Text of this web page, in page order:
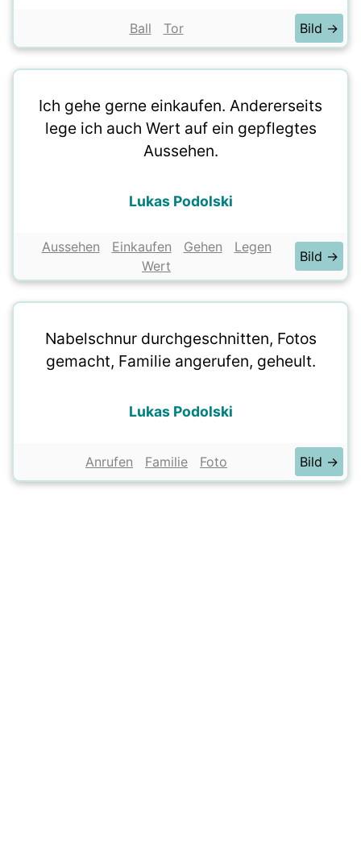
Ball Tor Bild →
Ich gehe gerne einkaufen. Andererseits
lege ich auch Wert auf ein gepflegtes
Aussehen.
Lukas Podolski
Aussehen Einkaufen Gehen
Legen
Wert
Bild →
Nabelschnur durchgeschnitten, Fotos
gemacht, Familie angerufen, geheult.
Lukas Podolski
Anrufen Familie Foto Bild →